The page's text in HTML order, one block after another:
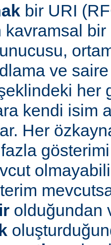
bir URI
kavramsal
ve saire
her
kendi isim
Her
olduğundan